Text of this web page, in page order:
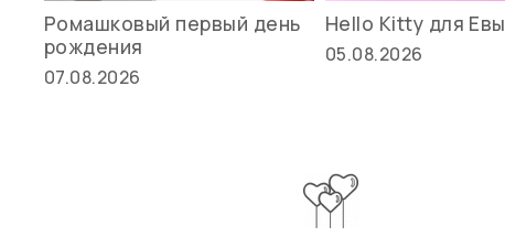
Ромашковый первый день
рождения
07.08.2026
Hello Kitty для Евы
05.08.2026